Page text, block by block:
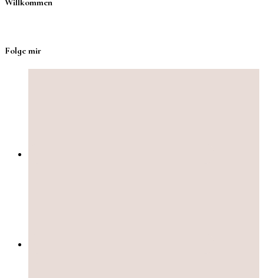
Willkommen
Folge mir